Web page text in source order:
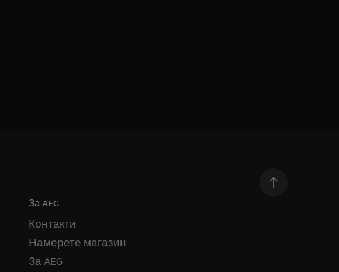
За AEG
Контакти
Намерете магазин
За AEG